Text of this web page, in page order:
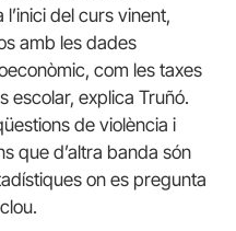
del curs vinent,
amb les dades
com les taxes
escolar, explica Truñó.
de violència i
que d’altra banda són
on es pregunta